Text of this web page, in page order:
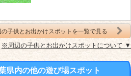
の子供とお出かけスポットを一覧で見る
※周辺の子供とお出かけスポットについて ▼
県内の他の遊び場スポット